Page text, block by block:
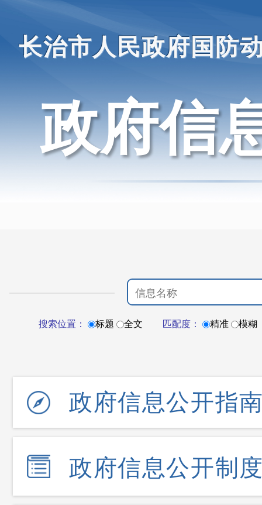
长治市人民政府国防
政府信
搜索位置： 标题 全文 匹配度： 精准 模糊
政府信息公开指
政府信息公开制